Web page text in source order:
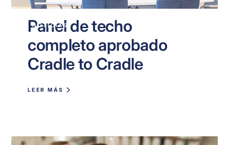
NOTICIAS
Panel de techo
completo aprobado
Cradle to Cradle
LEER MÁS